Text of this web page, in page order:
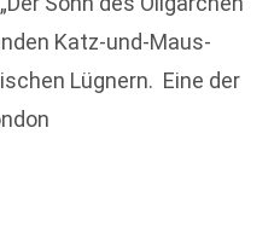
Katz-und-Maus-
Lügnern. Eine der